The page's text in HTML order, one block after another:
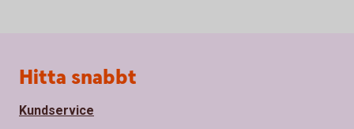
Sidfot
Hitta snabbt
Kundservice